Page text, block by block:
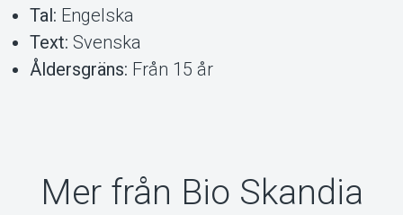
Tal: Engelska
Text: Svenska
Åldersgräns: Från 15 år
Mer från Bio Skandia